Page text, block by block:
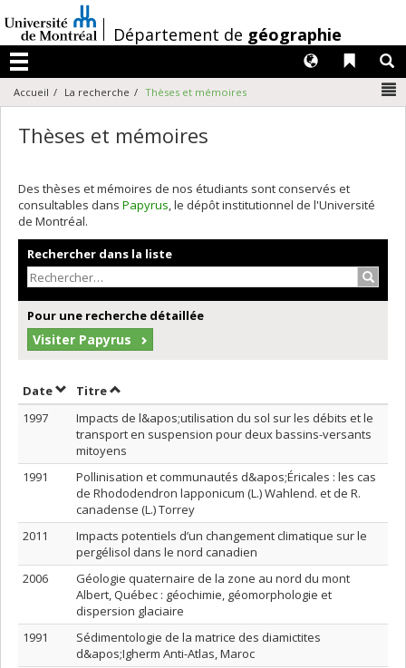
au
contenu
/Département de géographie
Menu
Liens
Langues
Accueil La recherche Thèses et mémoires
Thèses et mémoires
Des thèses et mémoires de nos étudiants sont conservés et
consultables dans Papyrus, le dépôt institutionnel de l'Université
de Montréal.
Rechercher dans la liste
Pour une recherche détaillée
Visiter Papyrus
DateTrier par date en ordre croissant
TitreTrier par titre en ordre croissant
1997
Impacts de l&apos;utilisation du sol sur les débits et le
transport en suspension pour deux bassins-versants
mitoyens
1991
Pollinisation et communautés d&apos;Éricales : les cas
de Rhododendron lapponicum (L.) Wahlend. et de R.
canadense (L.) Torrey
2011
Impacts potentiels d’un changement climatique sur le
pergélisol dans le nord canadien
2006
Géologie quaternaire de la zone au nord du mont
Albert, Québec : géochimie, géomorphologie et
dispersion glaciaire
1991
Sédimentologie de la matrice des diamictites
d&apos;Igherm Anti-Atlas, Maroc